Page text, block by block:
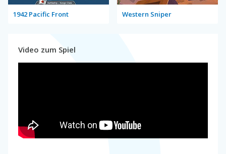
1942 Pacific Front Western Sniper
Video zum Spiel